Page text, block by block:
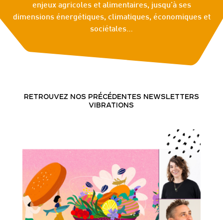
enjeux agricoles et alimentaires, jusqu’à ses
dimensions énergétiques, climatiques, économiques et
sociétales…
RETROUVEZ NOS PRÉCÉDENTES NEWSLETTERS
VIBRATIONS